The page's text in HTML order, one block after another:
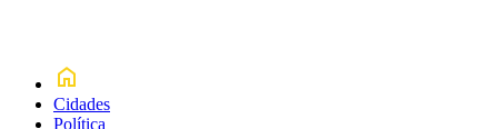
Cidades
Política